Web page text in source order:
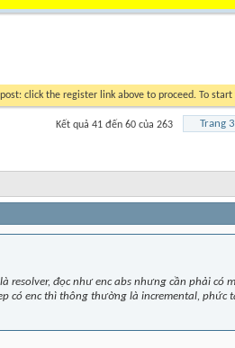
click the register link above to proceed. To
Trang
Kết quả 41 đến 60 của 263
resolver, đọc như enc abs nhưng cần phải có
có enc thì thông thường là incremental, phức